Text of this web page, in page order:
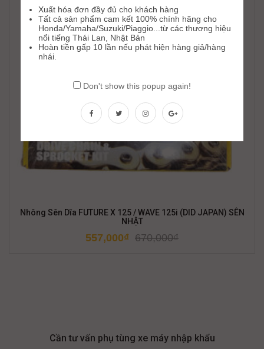
Nhông Sên Dĩa FUTURE X 125 / WAVE 125i (DID JAPAN) SÊN
NHẬT
670,000₫
557,000₫
Cần tư vấn phụ tùng xe máy nhập khẩu
Xuất hóa đơn đầy đủ cho khách hàng
Tất cả sản phẩm cam kết 100% chính hãng cho
Honda/Yamaha/Suzuki/Piaggio...từ các thương hiệu
nổi tiếng Thái Lan, Nhật Bản
Hoàn tiền gấp 10 lần nếu phát hiện hàng giả/hàng
nhái.
Don't show this popup again!